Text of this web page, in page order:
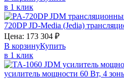
в 1 клик
720DPJD-Media (Jedia)
Цена: 173 304 ₽
В корзинуКупить
в 1 клик
усилитель мощности 60 Вт, 4